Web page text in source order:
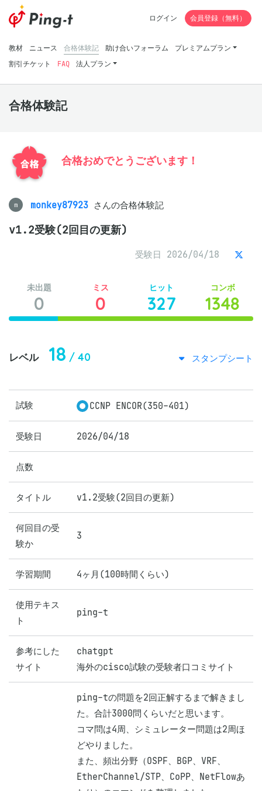
教材 ニュース 合格体験記 助け合いフォーラム
プレミアムプラン
割引チケット
FAQ 法人プラン
ログイン 会員登録（無料）
合格体験記
合格おめでとうございます！
m monkey87923 さんの合格体験記
v1.2受験(2回目の更新)
受験日 2026/04/18
未出題
0
ミス
0
ヒット
327
コンボ
1348
レベル 18 / 40 スタンプシート
試験 CCNP ENCOR(350-401)
受験日 2026/04/18
点数
タイトル v1.2受験(2回目の更新)
何回目の受
験か
3
学習期間 4ヶ月(100時間くらい)
使用テキス
ト
ping-t
参考にした
サイト
chatgpt
海外のcisco試験の受験者口コミサイト
ping-tの問題を2回正解するまで解きまし
た。合計3000問くらいだと思います。
コマ問は4周、シミュレーター問題は2周ほ
どやりました。
また、頻出分野（OSPF、BGP、VRF、
EtherChannel/STP、CoPP、NetFlowあ